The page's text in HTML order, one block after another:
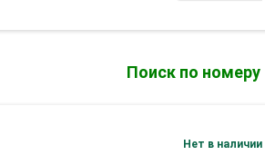
Поиск по номеру
Нет в наличии